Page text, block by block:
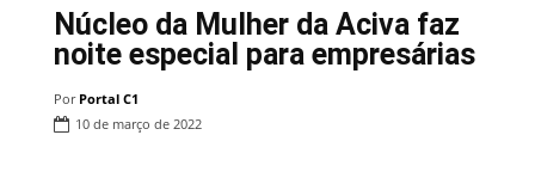
Núcleo da Mulher da Aciva faz
noite especial para empresárias
Por Portal C1
10 de março de 2022